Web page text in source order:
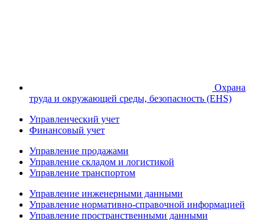
Охрана
труда и окружающей среды, безопасность (EHS)
Управленческий учет
Финансовый учет
Управление продажами
Управление складом и логистикой
Управление транспортом
Управление инженерными данными
Управление нормативно-справочной информацией
Управление пространственными данными